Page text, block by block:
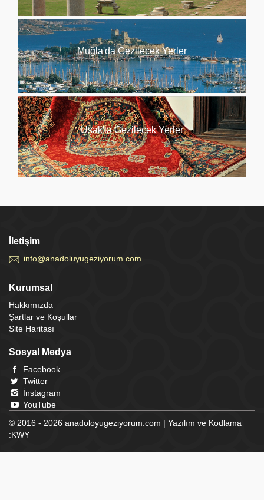
Muğla'da Gezilecek Yerler
Uşak'ta Gezilecek Yerler
İletişim
info@anadoluyugeziyorum.com
Kurumsal
Hakkımızda
Şartlar ve Koşullar
Site Haritası
Sosyal Medya
Facebook
Twitter
İnstagram
YouTube
© 2016 - 2026 anadoloyugeziyorum.com | Yazılım ve Kodlama
:KWY